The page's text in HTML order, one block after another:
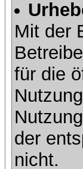
Mit der
für die
der
nicht.